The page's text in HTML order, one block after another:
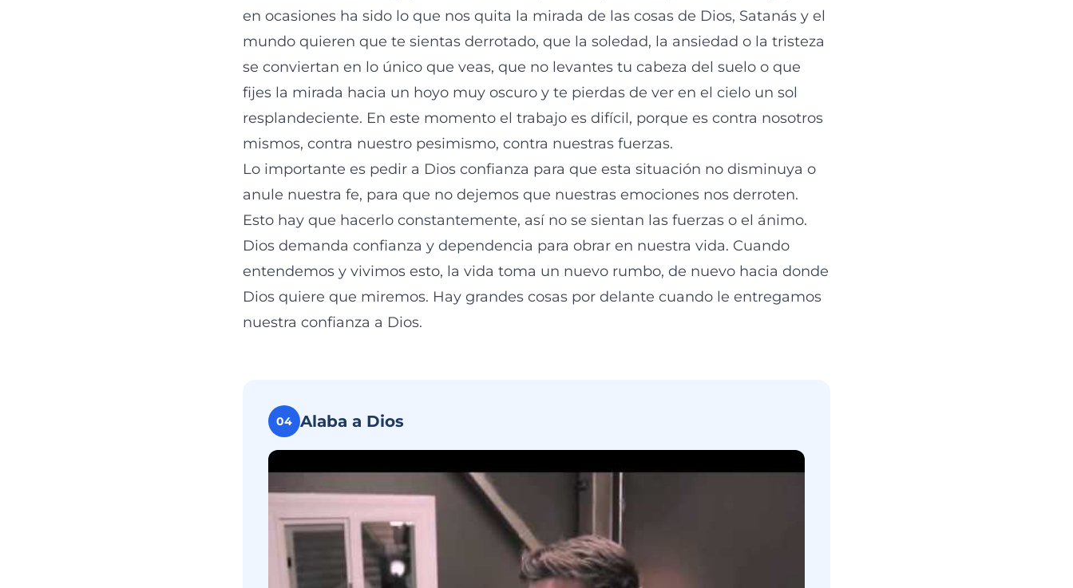
en ocasiones ha sido lo que nos quita la mirada de las cosas de Dios, Satanás y el
mundo quieren que te sientas derrotado, que la soledad, la ansiedad o la tristeza
se conviertan en lo único que veas, que no levantes tu cabeza del suelo o que
fijes la mirada hacia un hoyo muy oscuro y te pierdas de ver en el cielo un sol
resplandeciente. En este momento el trabajo es difícil, porque es contra nosotros
mismos, contra nuestro pesimismo, contra nuestras fuerzas.
Lo importante es pedir a Dios confianza para que esta situación no disminuya o
anule nuestra fe, para que no dejemos que nuestras emociones nos derroten.
Esto hay que hacerlo constantemente, así no se sientan las fuerzas o el ánimo.
Dios demanda confianza y dependencia para obrar en nuestra vida. Cuando
entendemos y vivimos esto, la vida toma un nuevo rumbo, de nuevo hacia donde
Dios quiere que miremos. Hay grandes cosas por delante cuando le entregamos
nuestra confianza a Dios.
04 Alaba a Dios